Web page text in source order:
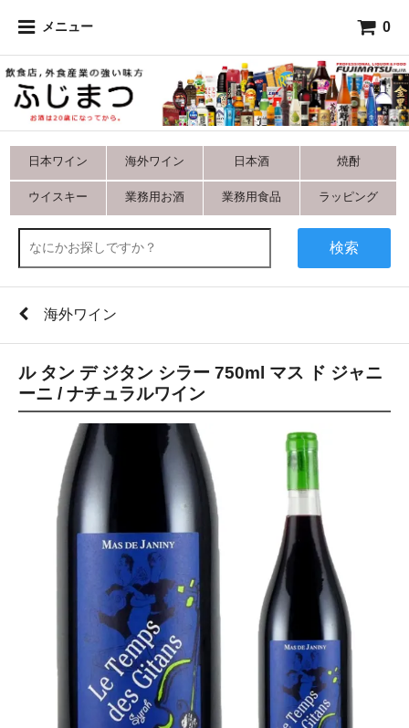
メニュー 0
日本ワイン 海外ワイン 日本酒 焼酎
ウイスキー 業務用お酒 業務用食品 ラッピング
検索
海外ワイン
ル タン デ ジタン シラー 750ml マス ド ジャニ
ーニ / ナチュラルワイン